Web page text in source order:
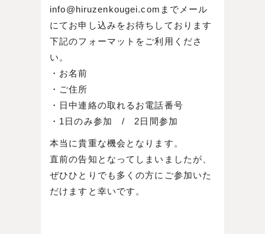
info@hiruzenkougei.comまでメール
にてお申し込みをお待ちしております
下記のフォーマットをご利用くださ
い。
・お名前
・ご住所
・日中連絡の取れるお電話番号
・1日のみ参加 / 2日間参加
本当に貴重な機会となります。
直前の告知となってしまいましたが、
ぜひひとりでも多くの方にご参加いた
だけますと幸いです。